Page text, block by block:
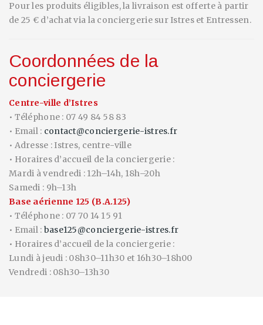
Pour les produits éligibles, la livraison est offerte à partir
de 25 € d’achat via la conciergerie sur Istres et Entressen.
Coordonnées de la
conciergerie
Centre-ville d’Istres
• Téléphone : 07 49 84 58 83
• Email : contact@conciergerie-istres.fr
• Adresse : Istres, centre-ville
• Horaires d’accueil de la conciergerie :
Mardi à vendredi : 12h–14h, 18h–20h
Samedi : 9h–13h
Base aérienne 125 (B.A.125)
• Téléphone : 07 70 14 15 91
• Email : base125@conciergerie-istres.fr
• Horaires d’accueil de la conciergerie :
Lundi à jeudi : 08h30–11h30 et 16h30–18h00
Vendredi : 08h30–13h30